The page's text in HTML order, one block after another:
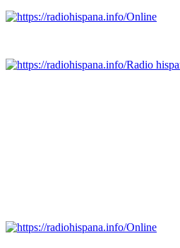
Online
Radio
Online